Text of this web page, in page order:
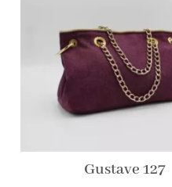
Gustave 127